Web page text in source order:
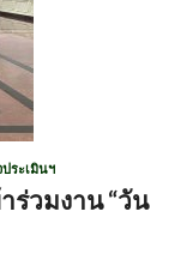
ระเมินฯ
ร่วมงาน “วัน